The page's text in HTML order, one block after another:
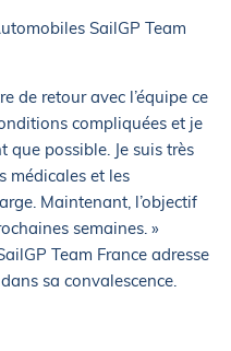
SailGP Team
de retour avec l’équipe ce
compliquées et je
que possible. Je suis très
médicales et les
Maintenant, l’objectif
semaines. »
Team France adresse
sa convalescence.